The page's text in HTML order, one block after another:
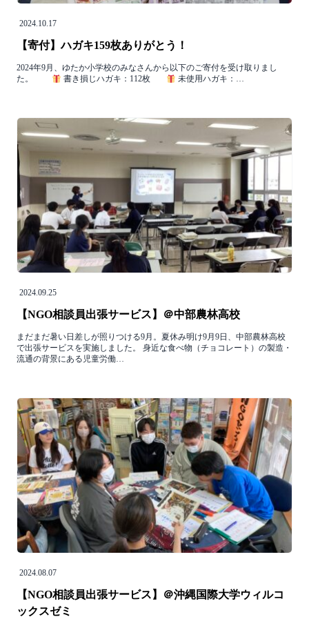
2024.10.17
【寄付】ハガキ159枚ありがとう！
2024年9月、ゆたか小学校のみなさんから以下のご寄付を受け取りまし
た。
書き損じハガキ：112枚 未使用ハガキ：…
2024.09.25
【NGO相談員出張サービス】＠中部農林高校
まだまだ暑い日差しが照りつける9月。夏休み明け9月9日、中部農林高校
で出張サービスを実施しました。 身近な食べ物（チョコレート）の製造・
流通の背景にある児童労働…
2024.08.07
【NGO相談員出張サービス】＠沖縄国際大学ウィルコ
ックスゼミ